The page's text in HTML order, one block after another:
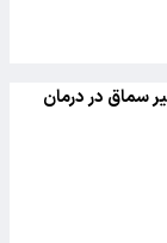
سماق در درمان